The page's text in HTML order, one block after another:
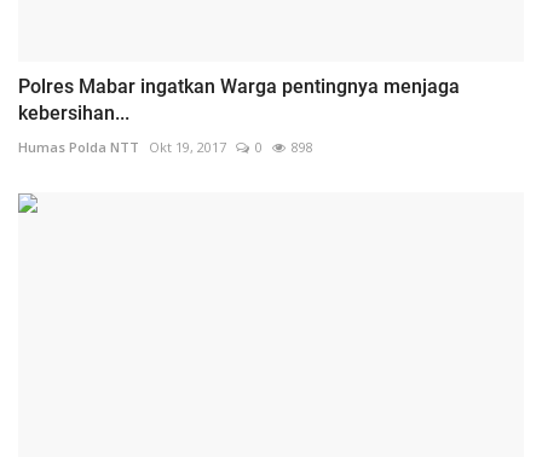
Polres Mabar ingatkan Warga pentingnya menjaga
kebersihan...
Humas Polda NTT Okt 19, 2017 0 898